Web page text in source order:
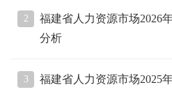
2
福建省人力资源市场2026
分析
3
福建省人力资源市场2025